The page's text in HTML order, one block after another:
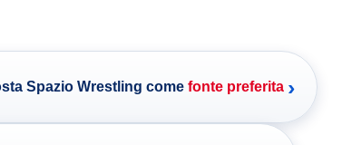
Spazio Wrestling come fonte preferita ›